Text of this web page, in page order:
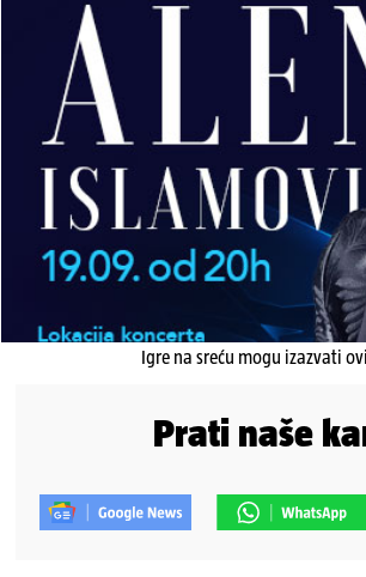
Igre na sreću mogu izazvati
Prati naše